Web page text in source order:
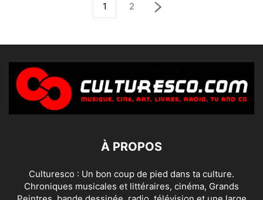
1 2
À PROPOS
Culturesco : Un bon coup de pied dans ta culture.
Chroniques musicales et littéraires, cinéma, Grands